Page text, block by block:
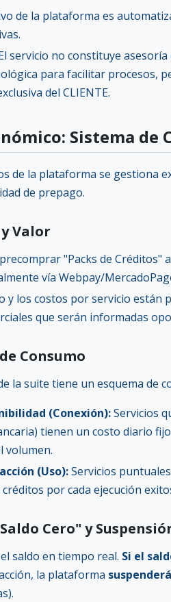
de la plataforma es
servicio no constituye
para facilitar procesos,
del CLIENTE.
Sistema de
de la plataforma se gestiona
de prepago.
Valor
"Packs de
vía Webpay/
y los costos por servicio
que serán informadas
Consumo
la suite tiene un esquema de
(Conexión):Servicios
tienen un costo diario
volumen.
(Uso):Servicios
por cada ejecución
Cero" y
saldo en tiempo real. Si el
la plataforma